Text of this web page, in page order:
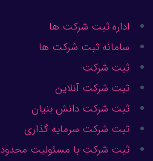
اداره ثبت شرکت ها
سامانه ثبت شرکت ها
ثبت شرکت
ثبت شرکت آنلاین
ثبت شرکت دانش بنیان
ثبت شرکت سرمایه گذاری
ثبت شرکت با مسئولیت محدود